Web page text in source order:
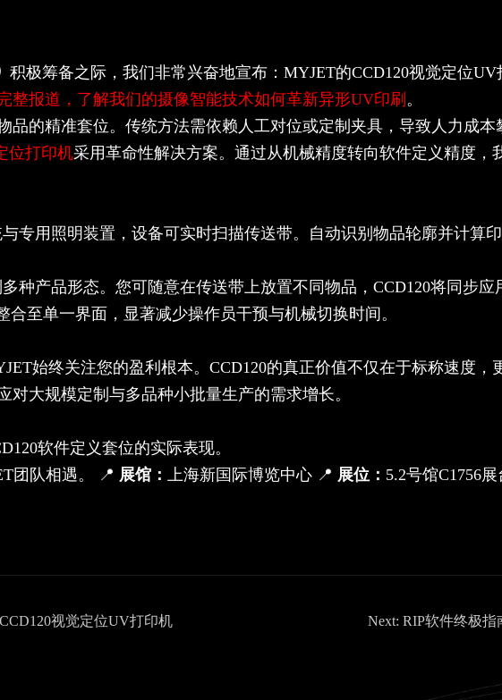
积极筹备之际，我们非常兴奋地宣布：MYJET的CCD120视觉定位
整报道，了解我们的摄像智能技术如何革新异形UV印刷 。
的精准套位。传统方法需依赖人工对位或定制夹具，导致人力成本
位打印机采用革命性解决方案。通过从机械精度转向软件定义精度，
专用照明装置，设备可实时扫描传送带。自动识别物品轮廓并计算
种产品形态。您可随意在传送带上放置不同物品，CCD120将同步应
合至单一界面，显著减少操作员干预与机械切换时间。
始终关注您的盈利根本。CCD120的真正价值不仅在于标称速度，
大规模定制与多品种小批量生产的需求增长。
软件定义套位的实际表现。
团队相遇。 📍 展馆：上海新国际博览中心 📍 展位： 5.2号馆C1756展
视觉定位UV打印机 Next: RIP软件终极